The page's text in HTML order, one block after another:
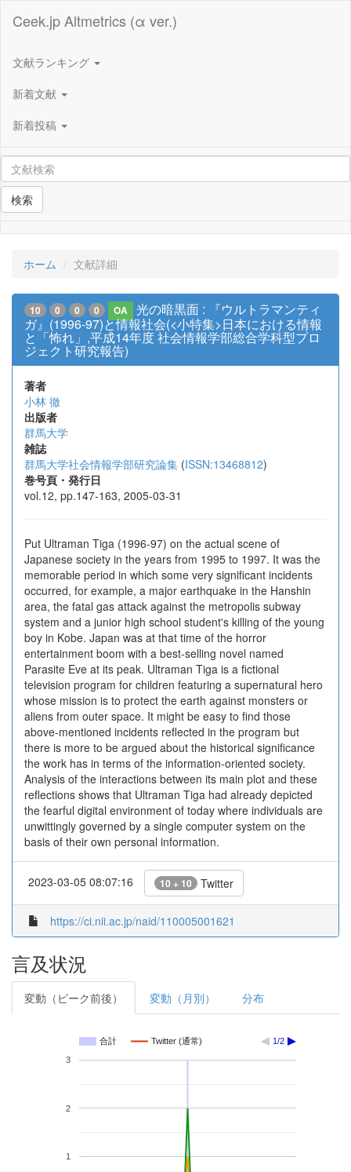
Ceek.jp Altmetrics (α ver.)
文献ランキング
新着文献
新着投稿
検索
ホーム 文献詳細
10 0 0 0 OA
光の暗黒面 : 『ウルトラマンティ
ガ』(1996-97)と情報社会(<小特集>日本における情報
と「怖れ」,平成14年度 社会情報学部総合学科型プロ
ジェクト研究報告)
著者
小林 徹
出版者
群馬大学
雑誌
群馬大学社会情報学部研究論集 (ISSN:13468812)
巻号頁・発行日
vol.12, pp.147-163, 2005-03-31
Put Ultraman Tiga (1996-97) on the actual scene of
Japanese society in the years from 1995 to 1997. It was the
memorable period in which some very significant incidents
occurred, for example, a major earthquake in the Hanshin
area, the fatal gas attack against the metropolis subway
system and a junior high school student's killing of the young
boy in Kobe. Japan was at that time of the horror
entertainment boom with a best-selling novel named
Parasite Eve at its peak. Ultraman Tiga is a fictional
television program for children featuring a supernatural hero
whose mission is to protect the earth against monsters or
aliens from outer space. It might be easy to find those
above-mentioned incidents reflected in the program but
there is more to be argued about the historical significance
the work has in terms of the information-oriented society.
Analysis of the interactions between its main plot and these
reflections shows that Ultraman Tiga had already depicted
the fearful digital environment of today where individuals are
unwittingly governed by a single computer system on the
basis of their own personal information.
2023-03-05 08:07:16 10 + 10 Twitter
https://ci.nii.ac.jp/naid/110005001621
言及状況
変動（ピーク前後） 変動（月別） 分布
合計 Twitter (通常) 1/2
1
2
3